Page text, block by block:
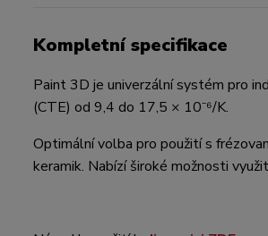
Kompletní specifikace
Paint 3D je univerzální systém pro
(CTE) od 9,4 do 17,5 × 10⁻⁶/K.
Optimální volba pro použití s
keramik. Nabízí široké možnosti